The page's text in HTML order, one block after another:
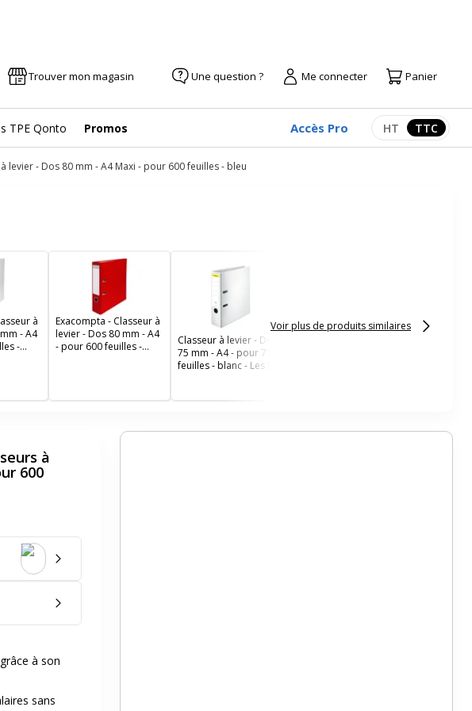
Trouver mon magasin Une question ? Me connecter Panier
TPE Qonto Promos Accès Pro Afficher les
HT TTC
levier - Dos 80 mm - A4 Maxi - pour 600 feuilles - bleu
à
- A4
-
Exacompta - Classeur à
levier - Dos 80 mm - A4
- pour 600 feuilles -
Classeur à levier - Dos
75 mm - A4 - pour 715
feuilles - blanc - Les Prix
Voir plus de produits similaires
à
600
à son
sans